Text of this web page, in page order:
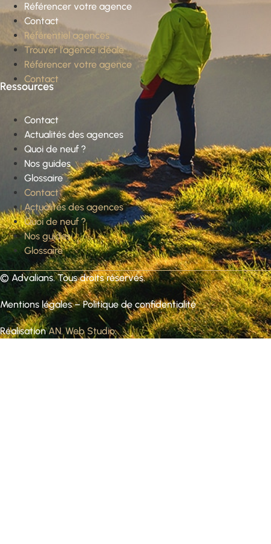
Référencer votre agence
Contact
Référentiel agences
Trouver l’agence idéale
Référencer votre agence
Contact
Ressources
Contact
Actualités des agences
Quoi de neuf ?
Nos guides
Glossaire
Contact
Actualités des agences
Quoi de neuf ?
Nos guides
Glossaire
© Advalians. Tous droits réservés.
Mentions légales–Politique de confidentialité
RéalisationAN. Web Studio.